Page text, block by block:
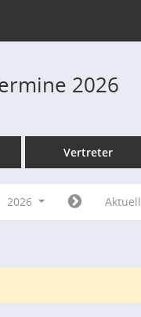
2026
Vertreter
2026 Aktuell